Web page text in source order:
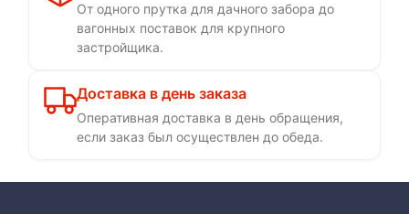
От одного прутка для дачного забора до
вагонных поставок для крупного
застройщика.
Доставка в день заказа
Оперативная доставка в день обращения,
если заказ был осуществлен до обеда.